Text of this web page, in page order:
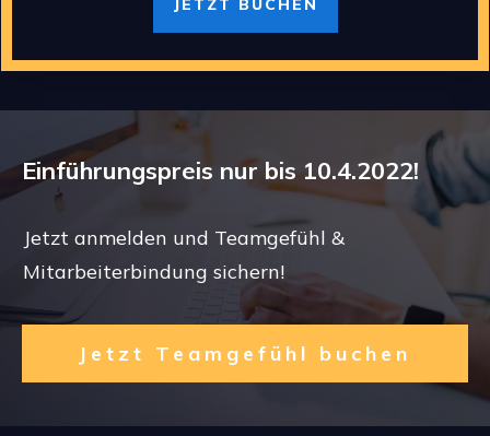
JETZT BUCHEN
Einführungspreis nur bis 10.4.2022!
Jetzt anmelden und Teamgefühl &
Mitarbeiterbindung sichern!
Jetzt Teamgefühl buchen